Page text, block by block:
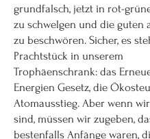
grundfalsch, jetzt in rot-
zu schwelgen und die guten
zu beschwören. Sicher, es
Prachtstück in unserem
Trophäenschrank: das
Energien Gesetz, die
Atomausstieg. Aber wenn
sind, müssen wir zugeben,
bestenfalls Anfänge waren,